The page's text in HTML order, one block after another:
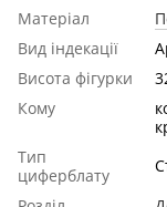
Матеріал
Вид індекації
Висота фігурки
Кому
Тип
циферблату